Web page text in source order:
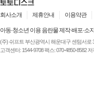
회사소개 제휴안내 이용약관
아동·청소년 이용 음란물 제작·배포·
(주) 쉬프트 부산광역시 해운대구 센텀서로
고객센터: 1544-9708 팩스: 070-4850-8582